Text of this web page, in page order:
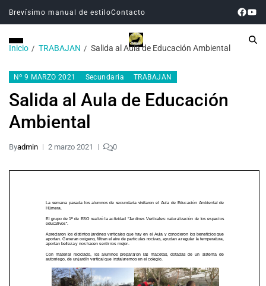
Brevísimo manual de estiloContacto
Inicio TRABAJAN Salida al Aula de Educación Ambiental
Nº 9 MARZO 2021 Secundaria TRABAJAN
Salida al Aula de Educación
Ambiental
Byadmin 2 marzo 2021 0